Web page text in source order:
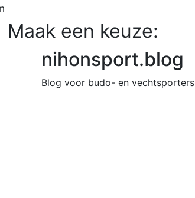
Maak een keuze:
nihonsport.blog
Blog voor budo- en vechtsporters